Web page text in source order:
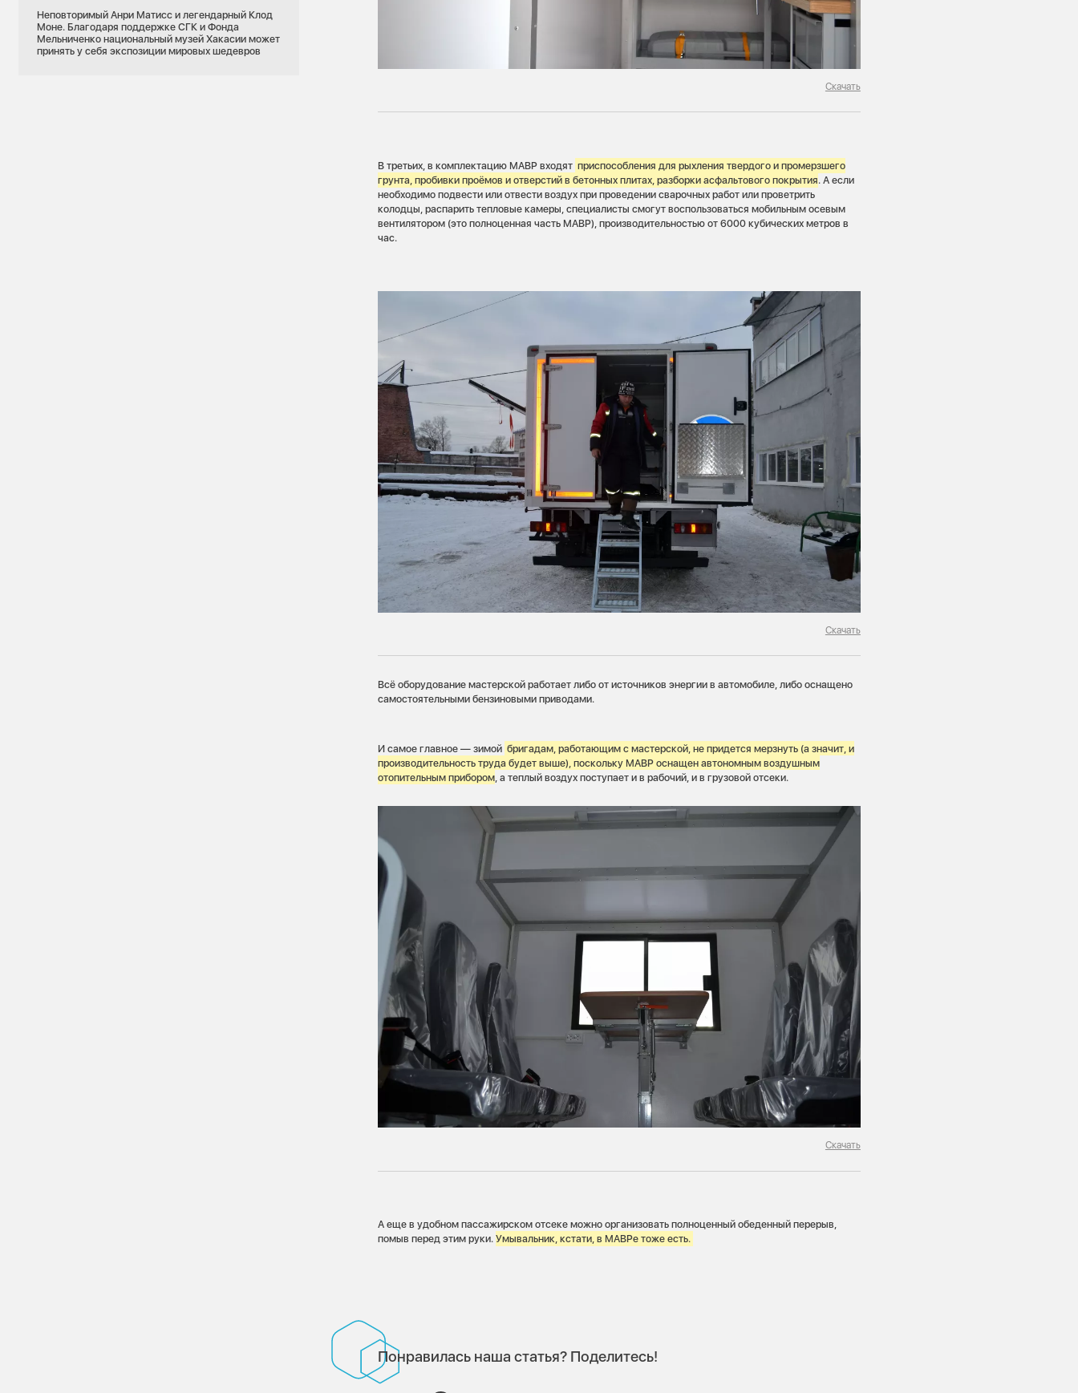
Неповторимый Анри Матисс и легендарный Клод
Моне. Благодаря поддержке СГК и Фонда
Мельниченко национальный музей Хакасии может
принять у себя экспозиции мировых шедевров
Скачать
В третьих, в комплектацию МАВР входят приспособления для рыхления твердого и промерзшего
грунта, пробивки проёмов и отверстий в бетонных плитах, разборки асфальтового покрытия. А если
необходимо подвести или отвести воздух при проведении сварочных работ или проветрить
колодцы, распарить тепловые камеры, специалисты смогут воспользоваться мобильным осевым
вентилятором (это полноценная часть МАВР), производительностью от 6000 кубических метров в
час.
Скачать
Всё оборудование мастерской работает либо от источников энергии в автомобиле, либо оснащено
самостоятельными бензиновыми приводами.
И самое главное — зимой бригадам, работающим с мастерской, не придется мерзнуть (а значит, и
производительность труда будет выше), поскольку МАВР оснащен автономным воздушным
отопительным прибором , а теплый воздух поступает и в рабочий, и в грузовой отсеки.
Скачать
А еще в удобном пассажирском отсеке можно организовать полноценный обеденный перерыв,
помыв перед этим руки.Умывальник, кстати, в МАВРе тоже есть.
Понравилась наша статья? Поделитесь!